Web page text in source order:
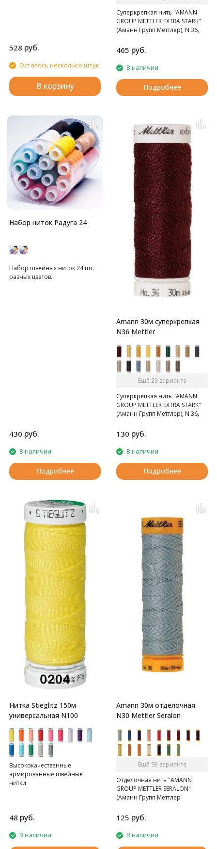
528 руб.
Осталось несколько штук
В корзину
Суперкрепкая нить "AMANN
GROUP METTLER EXTRA STARK"
(Аманн Групп Меттлер), N 36,
465 руб.
В наличии
Подробнее
Набор ниток Радуга 24
Набор швейных ниток 24 шт.
разных цветов.
430 руб.
В наличии
Подробнее
Amann 30м суперкрепкая
N36 Mettler
Ещё 23 варианта
Суперкрепкая нить "AMANN
GROUP METTLER EXTRA STARK"
(Аманн Групп Меттлер), N 36,
130 руб.
В наличии
Подробнее
Нитка Stieglitz 150м
универсальная N100
Высококачественные
армированные швейные
нитки
48 руб.
В наличии
Amann 30м отделочная
N30 Mettler Seralon
Ещё 93 варианта
Отделочная нить "AMANN
GROUP METTLER SERALON"
(Аманн Групп Меттлер
120 цветов.
125 руб.
В наличии